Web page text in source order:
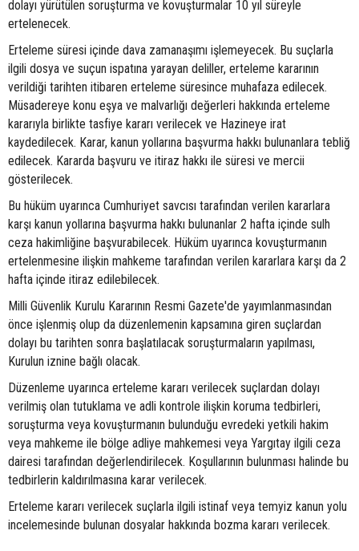
dolayı yürütülen soruşturma ve kovuşturmalar 10 yıl süreyle
ertelenecek.
Erteleme süresi içinde dava zamanaşımı işlemeyecek. Bu suçlarla
ilgili dosya ve suçun ispatına yarayan deliller, erteleme kararının
verildiği tarihten itibaren erteleme süresince muhafaza edilecek.
Müsadereye konu eşya ve malvarlığı değerleri hakkında erteleme
kararıyla birlikte tasfiye kararı verilecek ve Hazineye irat
kaydedilecek. Karar, kanun yollarına başvurma hakkı bulunanlara tebliğ
edilecek. Kararda başvuru ve itiraz hakkı ile süresi ve mercii
gösterilecek.
Bu hüküm uyarınca Cumhuriyet savcısı tarafından verilen kararlara
karşı kanun yollarına başvurma hakkı bulunanlar 2 hafta içinde sulh
ceza hakimliğine başvurabilecek. Hüküm uyarınca kovuşturmanın
ertelenmesine ilişkin mahkeme tarafından verilen kararlara karşı da 2
hafta içinde itiraz edilebilecek.
Milli Güvenlik Kurulu Kararının Resmi Gazete'de yayımlanmasından
önce işlenmiş olup da düzenlemenin kapsamına giren suçlardan
dolayı bu tarihten sonra başlatılacak soruşturmaların yapılması,
Kurulun iznine bağlı olacak.
Düzenleme uyarınca erteleme kararı verilecek suçlardan dolayı
verilmiş olan tutuklama ve adli kontrole ilişkin koruma tedbirleri,
soruşturma veya kovuşturmanın bulunduğu evredeki yetkili hakim
veya mahkeme ile bölge adliye mahkemesi veya Yargıtay ilgili ceza
dairesi tarafından değerlendirilecek. Koşullarının bulunması halinde bu
tedbirlerin kaldırılmasına karar verilecek.
Erteleme kararı verilecek suçlarla ilgili istinaf veya temyiz kanun yolu
incelemesinde bulunan dosyalar hakkında bozma kararı verilecek.